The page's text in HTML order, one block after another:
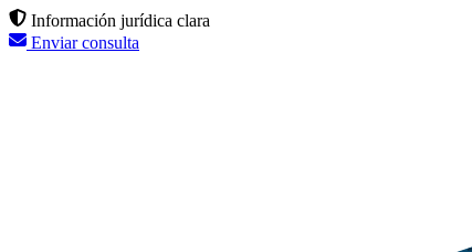
Información jurídica clara
Enviar consulta